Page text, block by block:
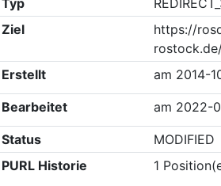
Typ
Ziel
https://
Erstellt
am 2014-
Bearbeitet am 2022-
Status
MODIFIED
PURL Historie
1